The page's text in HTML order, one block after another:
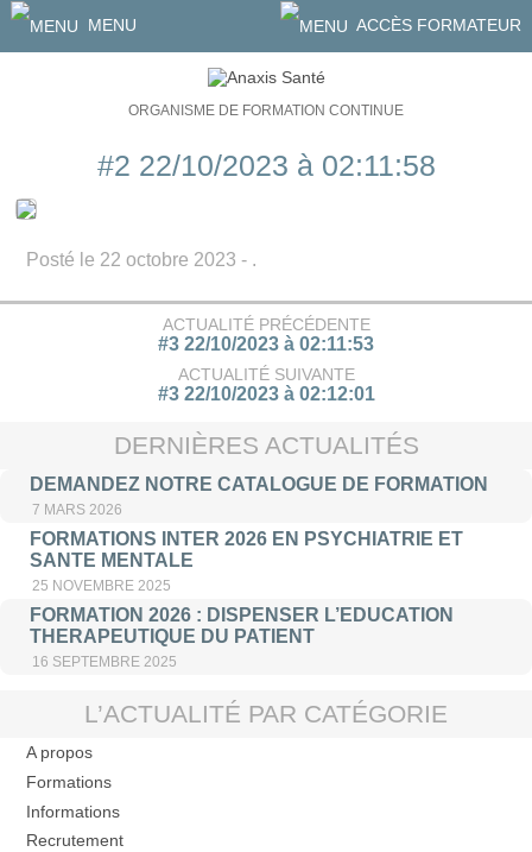
MENU ACCÈS FORMATEUR
ORGANISME DE FORMATION CONTINUE
#2 22/10/2023 à 02:11:58
Posté le 22 octobre 2023 - .
ACTUALITÉ PRÉCÉDENTE
#3 22/10/2023 à 02:11:53
ACTUALITÉ SUIVANTE
#3 22/10/2023 à 02:12:01
DERNIÈRES ACTUALITÉS
DEMANDEZ NOTRE CATALOGUE DE FORMATION
7 MARS 2026
FORMATIONS INTER 2026 EN PSYCHIATRIE ET
SANTE MENTALE
25 NOVEMBRE 2025
FORMATION 2026 : DISPENSER L’EDUCATION
THERAPEUTIQUE DU PATIENT
16 SEPTEMBRE 2025
L’ACTUALITÉ PAR CATÉGORIE
A propos
Formations
Informations
Recrutement